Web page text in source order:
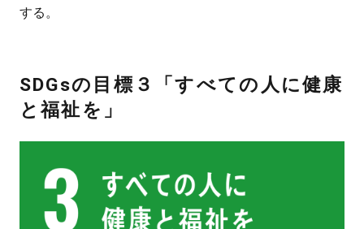
する。
SDGsの目標３
「すべての人に健康
と福祉を」